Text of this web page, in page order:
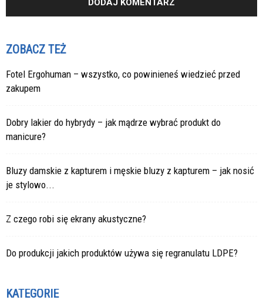
ZOBACZ TEŻ
Fotel Ergohuman – wszystko, co powinieneś wiedzieć przed
zakupem
Dobry lakier do hybrydy – jak mądrze wybrać produkt do
manicure?
Bluzy damskie z kapturem i męskie bluzy z kapturem – jak nosić
je stylowo...
Z czego robi się ekrany akustyczne?
Do produkcji jakich produktów używa się regranulatu LDPE?
KATEGORIE